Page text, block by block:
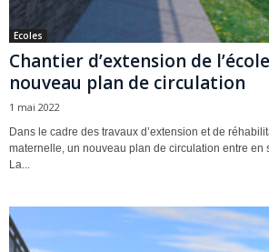
Ecoles
Chantier d’extension de
nouveau plan de circulation
1 mai 2022
Dans le cadre des travaux d’extension et de
maternelle, un nouveau plan de circulation entre en
La...